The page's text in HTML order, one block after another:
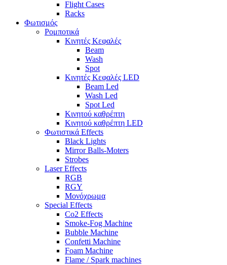
Flight Cases
Racks
Φωτισμός
Ρομποτικά
Κινητές Κεφαλές
Beam
Wash
Spot
Κινητές Κεφαλές LED
Beam Led
Wash Led
Spot Led
Κινητού καθρέπτη
Κινητού καθρέπτη LED
Φωτιστικά Effects
Black Lights
Mirror Balls-Moters
Strobes
Laser Effects
RGB
RGY
Μονόχρωμα
Special Effects
Co2 Effects
Smoke-Fog Machine
Bubble Machine
Confetti Machine
Foam Machine
Flame / Spark machines